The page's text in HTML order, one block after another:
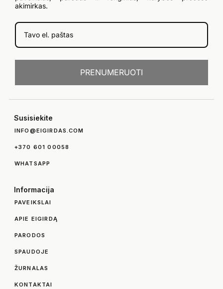
akimirkas.
PRENUMERUOTI
Susisiekite
INFO@EIGIRDAS.COM
+370 601 00058
WHATSAPP
Informacija
PAVEIKSLAI
APIE EIGIRDĄ
PARODOS
SPAUDOJE
ŽURNALAS
KONTAKTAI